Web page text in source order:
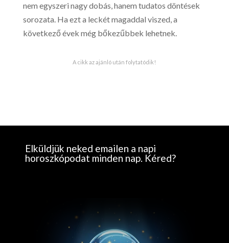
nem egyszeri nagy dobás, hanem tudatos döntések
sorozata. Ha ezt a leckét magaddal viszed, a
következő évek még bőkezűbbek lehetnek.
A cikk az ajánló után folytatódik!
Elküldjük neked emailen a napi
horoszkópodat minden nap. Kéred?